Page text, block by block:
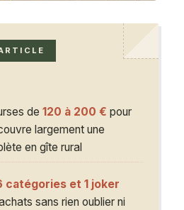
de 120 à 200 € pour
largement une
en gîte rural
catégories et 1 joker
sans rien oublier ni